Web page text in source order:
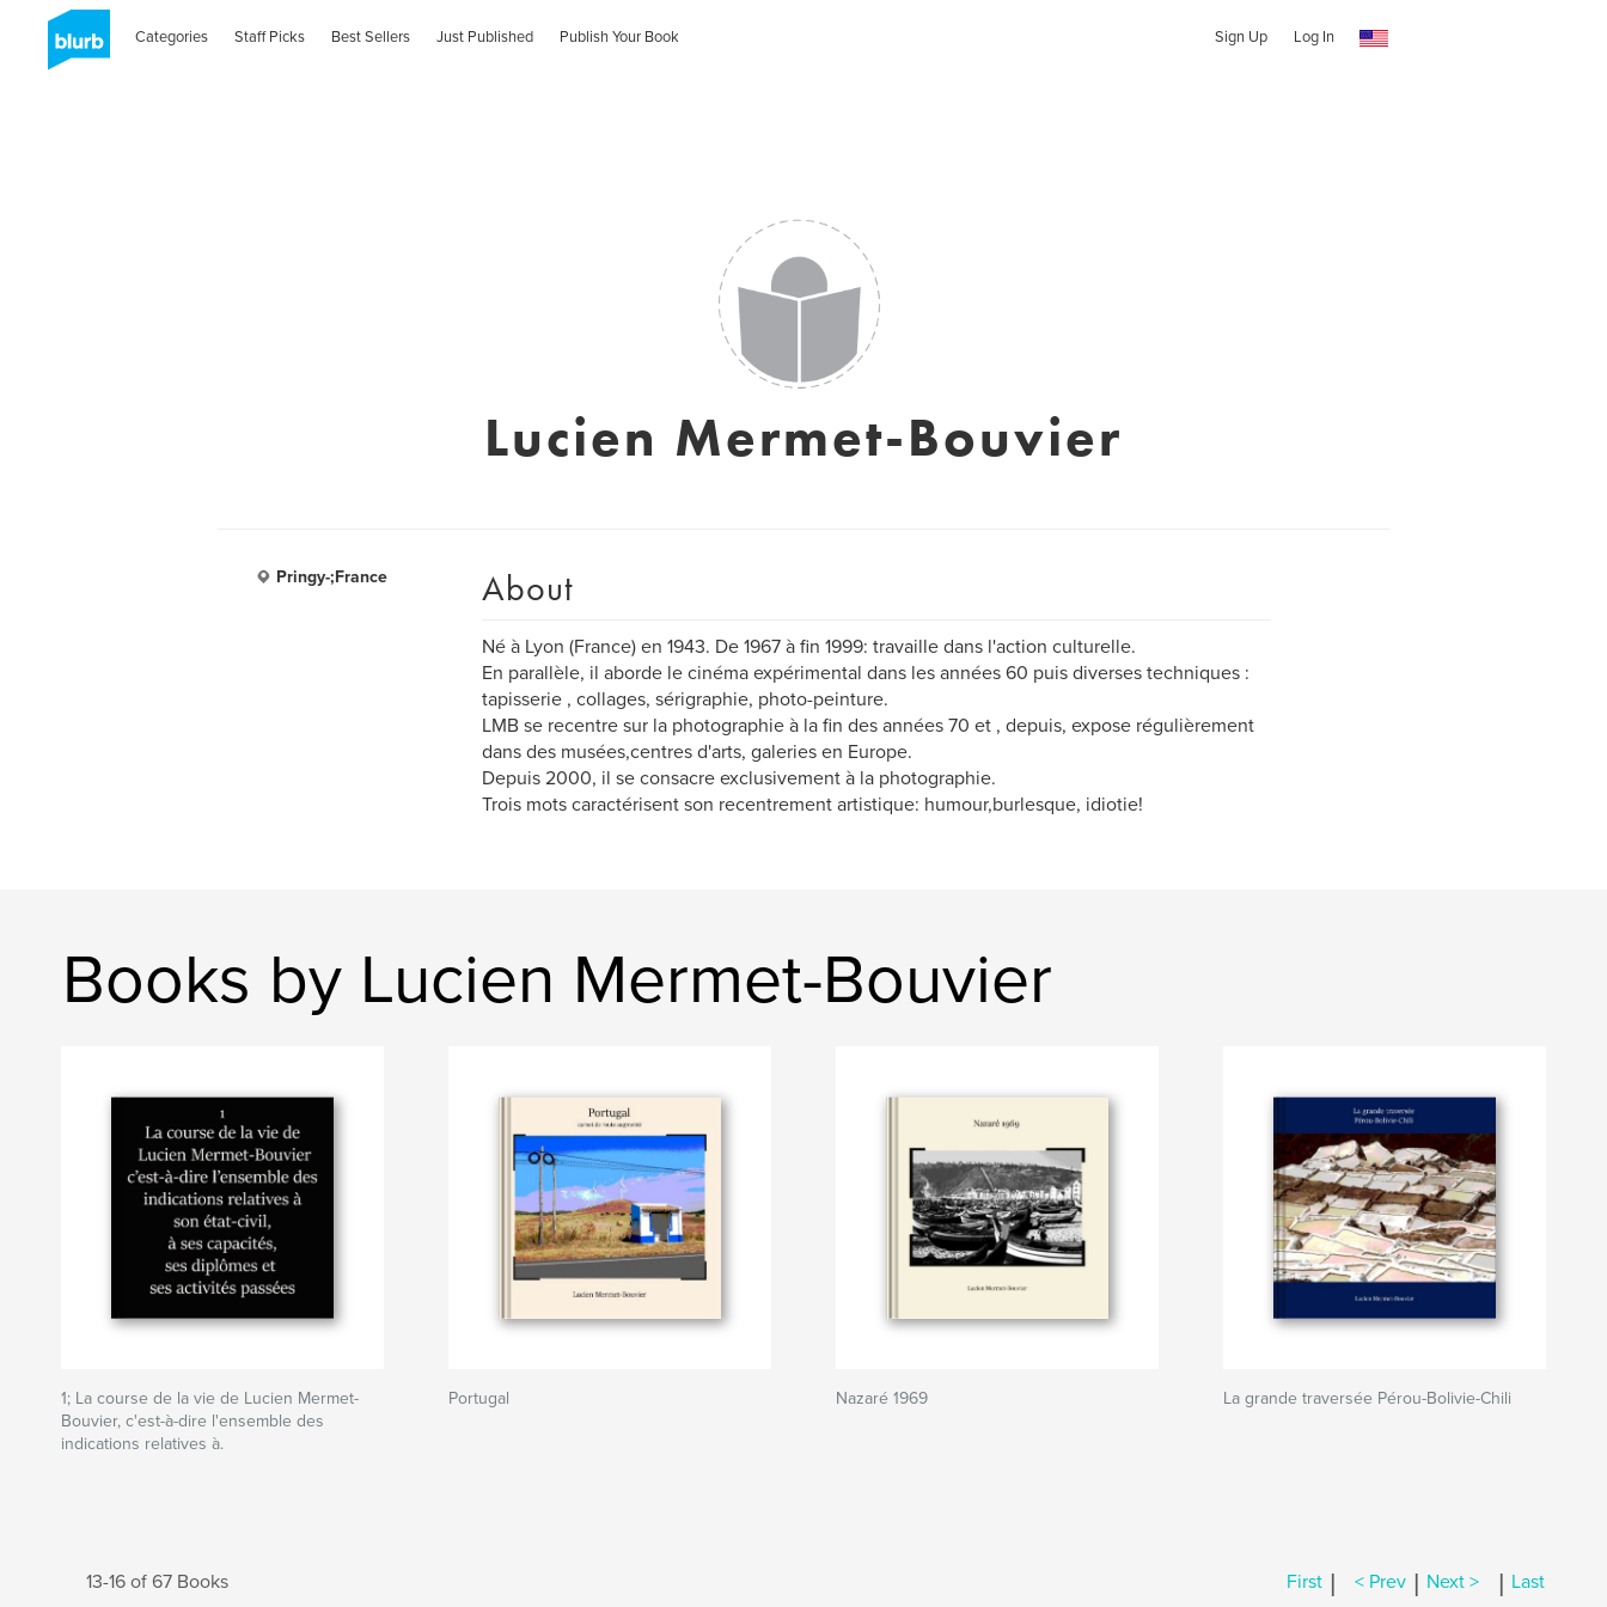
Categories Staff Picks Best Sellers Just Published Publish Your Book Sign Up Log In
Lucien Mermet-Bouvier
Pringy-;France About
Né à Lyon (France) en 1943. De 1967 à fin 1999: travaille dans l'action culturelle.
En parallèle, il aborde le cinéma expérimental dans les années 60 puis diverses techniques :
tapisserie , collages, sérigraphie, photo-peinture.
LMB se recentre sur la photographie à la fin des années 70 et , depuis, expose régulièrement
dans des musées,centres d'arts, galeries en Europe.
Depuis 2000, il se consacre exclusivement à la photographie.
Trois mots caractérisent son recentrement artistique: humour,burlesque, idiotie!
Books by Lucien Mermet-Bouvier
1; La course de la vie de Lucien Mermet-
Bouvier, c'est-à-dire l'ensemble des
indications relatives à.
Portugal Nazaré 1969 La grande traversée Pérou-Bolivie-Chili
13-16 of 67 Books First | < Prev | Next > | Last